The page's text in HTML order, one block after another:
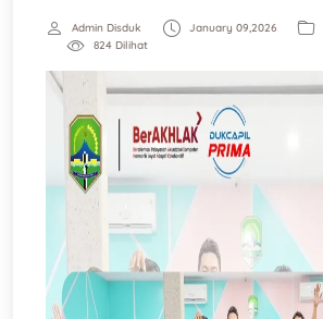
Admin Disduk January 09,2026
824 Dilihat